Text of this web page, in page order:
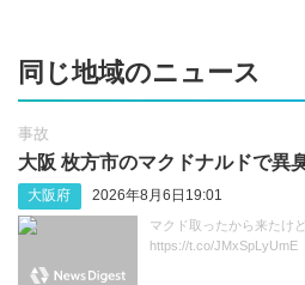
同じ地域のニュース
事故
大阪 枚方市のマクドナルドで異
大阪府 2026年8月6日19:01
マクド取ったから来たけ
https://t.co/JMxSpLyUmE